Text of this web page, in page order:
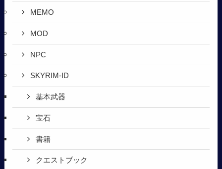
MEMO
MOD
NPC
SKYRIM-ID
基本武器
宝石
書籍
クエストブック